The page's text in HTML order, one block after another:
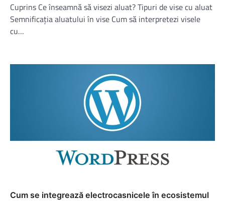
Cuprins Ce înseamnă să visezi aluat? Tipuri de vise cu aluat
Semnificația aluatului în vise Cum să interpretezi visele
cu…
Cum se integrează electrocasnicele în ecosistemul